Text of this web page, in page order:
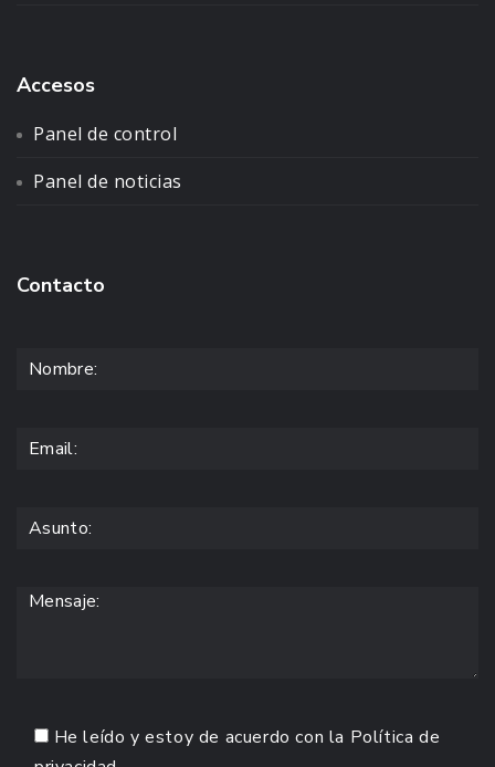
Accesos
Panel de control
Panel de noticias
Contacto
He leído y estoy de acuerdo con la Política de